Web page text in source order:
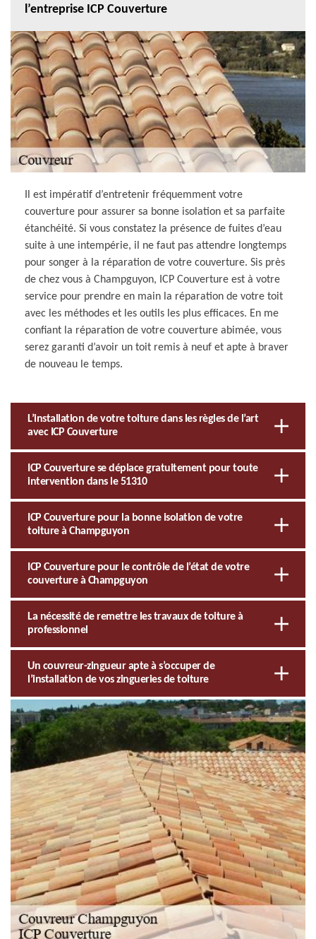
l’entreprise ICP Couverture
Il est impératif d’entretenir fréquemment votre
couverture pour assurer sa bonne isolation et sa parfaite
étanchéité. Si vous constatez la présence de fuites d’eau
suite à une intempérie, il ne faut pas attendre longtemps
pour songer à la réparation de votre couverture. Sis près
de chez vous à Champguyon, ICP Couverture est à votre
service pour prendre en main la réparation de votre toit
avec les méthodes et les outils les plus efficaces. En me
confiant la réparation de votre couverture abimée, vous
serez garanti d’avoir un toit remis à neuf et apte à braver
de nouveau le temps.
L’installation de votre toiture dans les règles de l’art
avec ICP Couverture
ICP Couverture se déplace gratuitement pour toute
intervention dans le 51310
ICP Couverture pour la bonne isolation de votre
toiture à Champguyon
ICP Couverture pour le contrôle de l’état de votre
couverture à Champguyon
La nécessité de remettre les travaux de toiture à
professionnel
Un couvreur-zingueur apte à s’occuper de
l’installation de vos zingueries de toiture